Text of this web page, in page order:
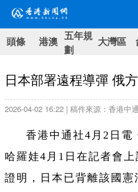
頭條 港澳 五年規
劃
大灣區
日本部署遠程導彈 俄
2026-04-02 16:22 | 稿件來源：香港中
香港中通社4月2日電
哈羅娃4月1日在記者會
證明，日本已背離該國